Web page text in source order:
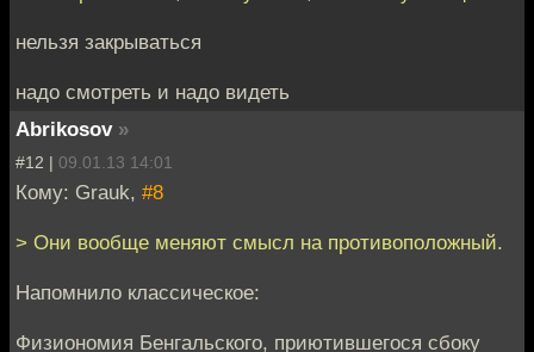
нельзя закрываться
надо смотреть и надо видеть
Abrikosov »
#12 | 09.01.13 14:01
Кому: Grauk, #8
> Они вообще меняют смысл на противоположный.
Напомнило классическое:
Физиономия Бенгальского, приютившегося сбоку